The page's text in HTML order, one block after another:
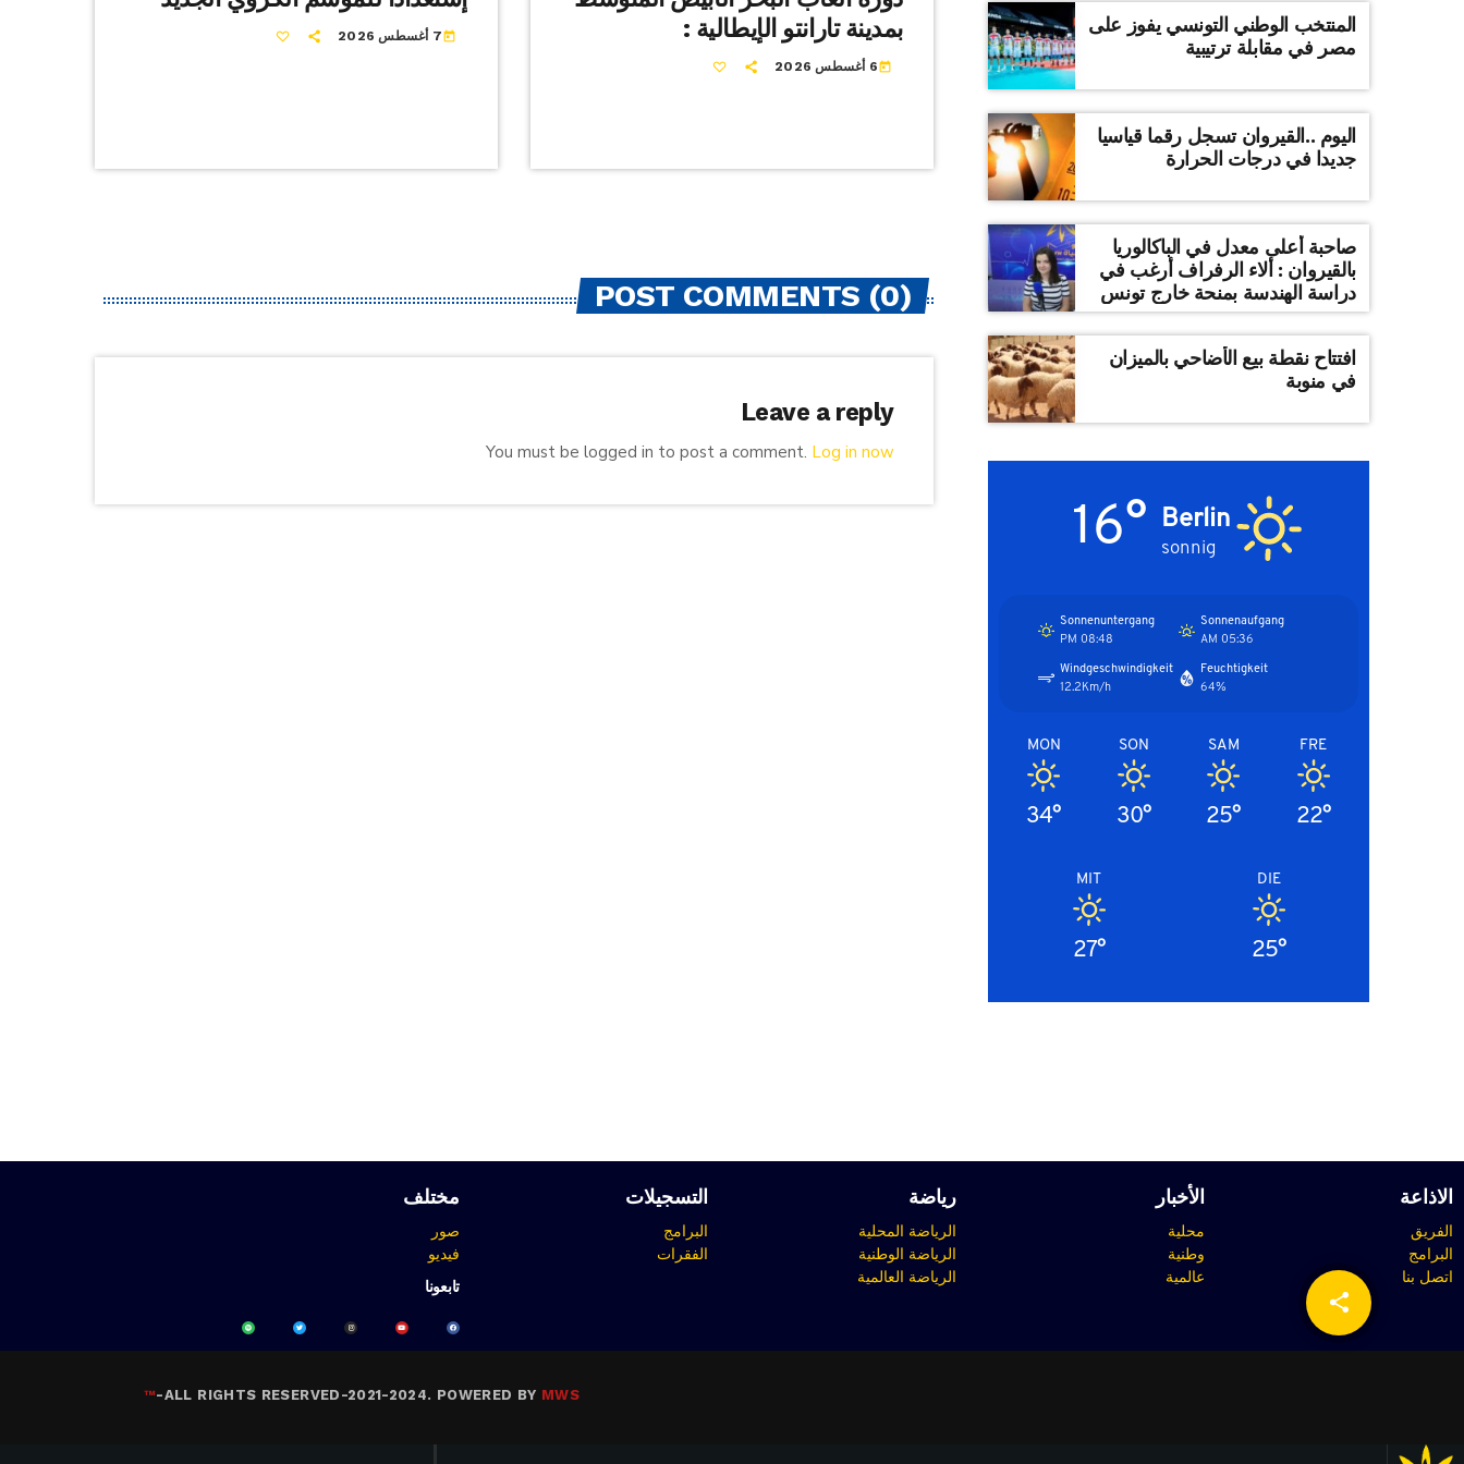
share
email
today 7 أغسطس 2026
بمدينة تارانتو الإيطالية :
today 6 أغسطس 2026
POST COMMENTS (0)
Leave a reply
You must be logged in to post a comment. Log in now
المنتخب الوطني التونسي يفوز على
مصر في مقابلة ترتيبية
اليوم ..القيروان تسجل رقما قياسيا
جديدا في درجات الحرارة
صاحبة أعلى معدل في الباكالوريا
بالقيروان : ألاء الرفراف أرغب في
دراسة الهندسة بمنحة خارج تونس
افتتاح نقطة بيع الأضاحي بالميزان
في منوبة
Berlin
sonnig
16°
Sonnenaufgang
05:36 AM
Sonnenuntergang
08:48 PM
Feuchtigkeit
64%
Windgeschwindigkeit
12.2Km/h
FRE
22°
SAM
25°
SON
30°
MON
34°
DIE
25°
MIT
27°
الاذاعة
الفريق
البرامج
اتصل بنا
الأخبار
محلية
وطنية
عالمية
رياضة
الرياضة المحلية
الرياضة الوطنية
الرياضة العالمية
التسجيلات
البرامج
الفقرات
مختلف
صور
فيديو
تابعونا
ALL RIGHTS RESERVED-2021-2024. POWERED BY MWS
-
™